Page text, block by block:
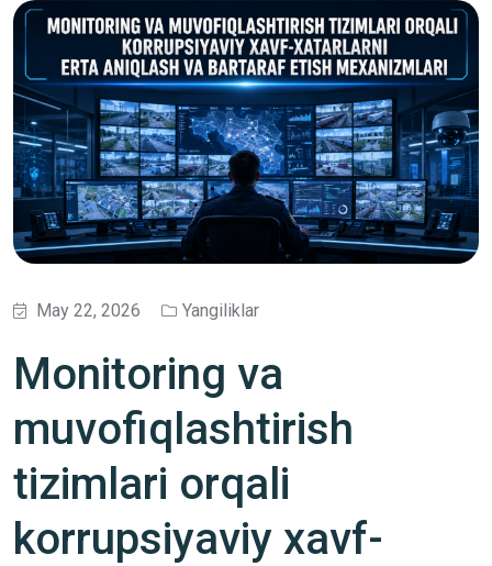
May 22, 2026 Yangiliklar
Monitoring va
muvofiqlashtirish
tizimlari orqali
korrupsiyaviy xavf-